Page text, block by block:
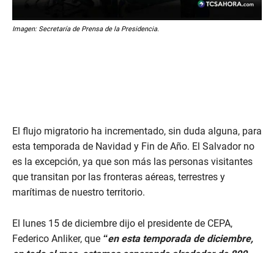
Imagen: Secretaría de Prensa de la Presidencia.
El flujo migratorio ha incrementado, sin duda alguna, para
esta temporada de Navidad y Fin de Año. El Salvador no
es la excepción, ya que son más las personas visitantes
que transitan por las fronteras aéreas, terrestres y
marítimas de nuestro territorio.
El lunes 15 de diciembre dijo el presidente de CEPA,
Federico Anliker, que “en esta temporada de diciembre,